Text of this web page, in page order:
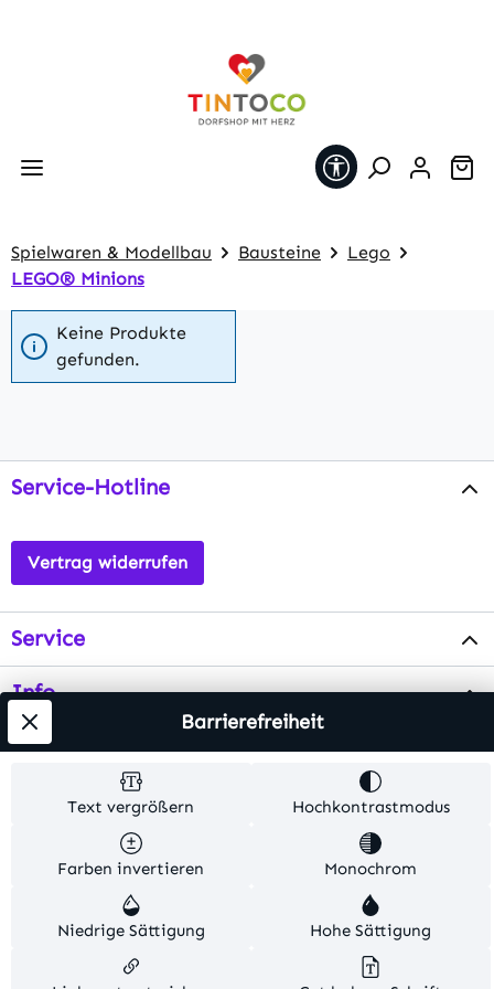
Werkzeugleiste
Spielwaren & Modellbau Bausteine
Lego
LEGO® Minions
Keine Produkte
gefunden.
Service-Hotline
Vertrag widerrufen
Service
Info
Testsieger
Alle Preise inkl. gesetzl. Mehrwertsteuer zzgl.
Versandkosten
. Alle Artikelangaben sind
Herstellerangaben und ohne Gewähr.
© 2026 MKV24 – Alle Rechte vorbehalten. Theme by
Text vergrößern Hochkontrastmodus
Farben invertieren Monochrom
Niedrige Sättigung Hohe Sättigung
Barrierefreiheit